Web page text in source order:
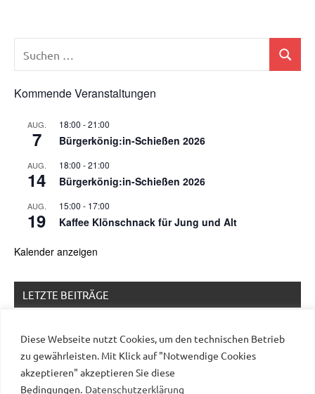
Diese Webseite nutzt Cookies, um den technischen Betrieb
zu gewährleisten. Mit Klick auf "Notwendige Cookies
akzeptieren" akzeptieren Sie diese
Bedingungen. Datenschutzerklärung
nach:
Suchen
Kommende Veranstaltungen
AUG.
7
18:00 -21:00
Bürgerkönig:in-Schießen 2026
AUG.
14
18:00 -21:00
Bürgerkönig:in-Schießen 2026
AUG.
19
15:00 - 17:00
Kaffee Klönschnack für Jung und Alt
Kalender anzeigen
LETZTE BEITRÄGE
Verlängerung des Feldrandgehölzes am
Brandkoppelweg